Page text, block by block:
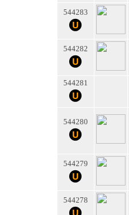
544283
544282
544281
544280
544279
544278